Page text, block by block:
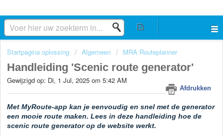
Startpagina oplossing Algemeen MRA Routeplanner
Handleiding 'Scenic route generator'
Afdrukken
Gewijzigd op: Di, 1 Jul, 2025 om 5:42 AM
Met MyRoute-app kan je eenvoudig en snel met de generator
een mooie route maken. Lees in deze handleiding hoe de
scenic route generator op de website werkt.